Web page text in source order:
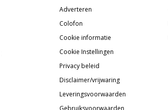
Adverteren
Colofon
Cookie informatie
Cookie Instellingen
Privacy beleid
Disclaimer/vrijwaring
Leveringsvoorwaarden
Gebruiksvoorwaarden